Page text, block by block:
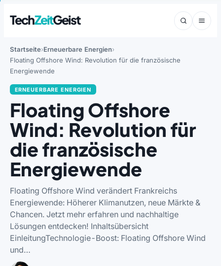
TechZeitGeist
Startseite Erneuerbare Energien
Floating Offshore Wind: Revolution für die französische
Energiewende
ERNEUERBARE ENERGIEN
Floating Offshore
Wind: Revolution für
die französische
Energiewende
Floating Offshore Wind verändert Frankreichs
Energiewende: Höherer Klimanutzen, neue Märkte &
Chancen. Jetzt mehr erfahren und nachhaltige
Lösungen entdecken! Inhaltsübersicht
EinleitungTechnologie-Boost: Floating Offshore Wind
und…